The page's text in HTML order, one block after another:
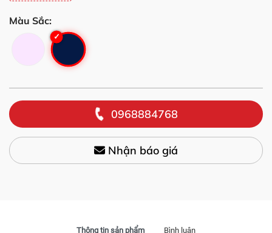
Màu Sắc:
0968884768
Nhận báo giá
Thông tin sản phẩm Bình luận